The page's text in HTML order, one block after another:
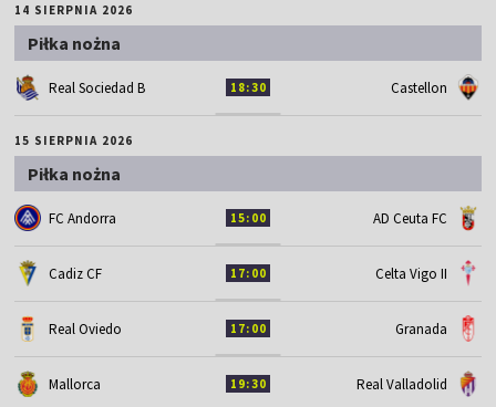
14 SIERPNIA 2026
Piłka nożna
Real Sociedad B 18:30 Castellon
15 SIERPNIA 2026
Piłka nożna
FC Andorra 15:00 AD Ceuta FC
Cadiz CF 17:00 Celta Vigo II
Real Oviedo 17:00 Granada
Mallorca 19:30 Real Valladolid